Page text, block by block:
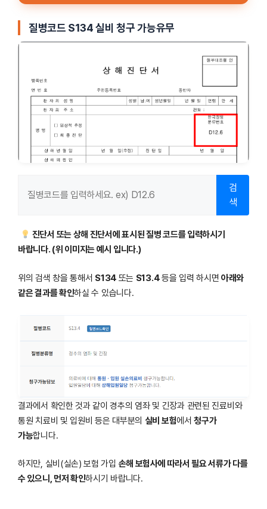
질병코드 S134 실비 청구 가능유무
검
색
진단서 또는 상해 진단서에 표시된 질병 코드를 입력하시기
바랍니다. (위 이미지는 예시 입니다.)
위의 검색 창을 통해서 S134 또는 S13.4등을 입력 하시면 아래와
같은 결과를 확인하실 수 있습니다.
결과에서 확인한 것과 같이 경추의 염좌 및 긴장과 관련된 진료비와
통원 치료비 및 입원비 등은 대부분의 실비 보험에서청구가
가능합니다.
하지만, 실비(실손) 보험 가입 손해 보험사에 따라서 필요 서류가 다를
수 있으니, 먼저 확인하시기 바랍니다.